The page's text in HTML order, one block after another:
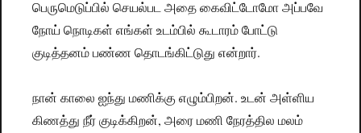
பெருமெடுப்பில் செயல்பட அதை கைவிட்டோமோ அப்பவே
நோய் நொடிகள் எங்கள் உடம்பில் கூடாரம் போட்டு
குடித்தனம் பண்ண தொடங்கிட்டுது என்றார்.
நான் காலை ஐந்து மணிக்கு எழும்பிறன். உடன் அள்ளிய
கிணத்து நீர் குடிக்கிறன், அரை மணி நேரத்தில மலம்